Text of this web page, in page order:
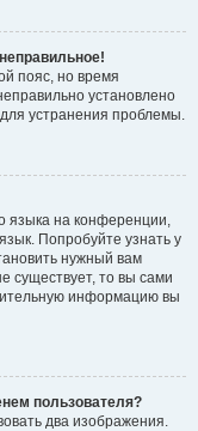
пояс, но время
установлено
устранения проблемы.
языка на конференции,
Попробуйте узнать у
нужный вам
существует, то вы сами
информацию вы
пользователя?
два изображения.